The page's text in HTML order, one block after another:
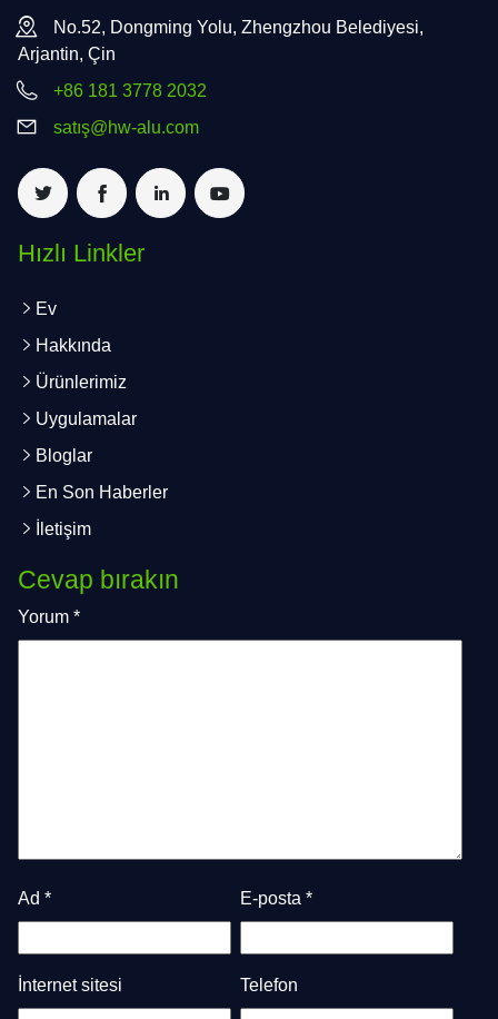
No.52, Dongming Yolu, Zhengzhou Belediyesi,
Arjantin, Çin
+86 181 3778 2032
satış@hw-alu.com
Hızlı Linkler
Ev
Hakkında
Ürünlerimiz
Uygulamalar
Bloglar
En Son Haberler
İletişim
Cevap bırakın
Yorum *
Ad * E-posta *
İnternet sitesi Telefon